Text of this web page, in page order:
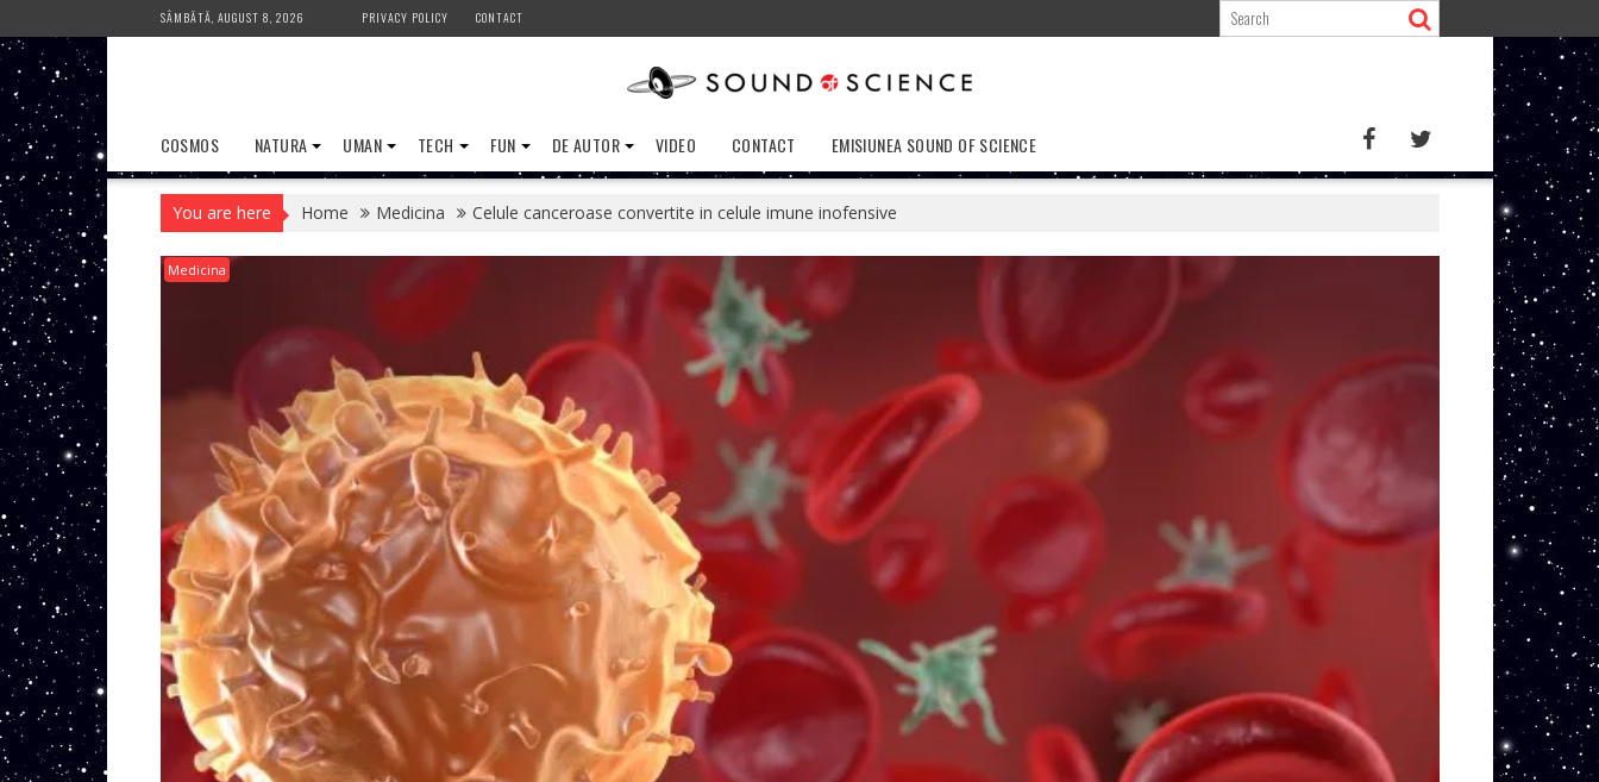
to
content
SÂMBĂTĂ, AUGUST 8, 2026 PRIVACY POLICY CONTACT
COSMOS NATURA UMAN TECH FUN DE AUTOR VIDEO CONTACT EMISIUNEA SOUND OF SCIENCE
You are here Home Medicina Celule canceroase convertite in celule imune inofensive
Medicina